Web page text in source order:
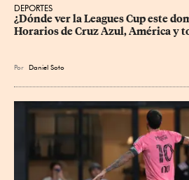
DEPORTES
¿Dónde ver la Leagues Cup este
Horarios de Cruz Azul, América y
Por Daniel Soto